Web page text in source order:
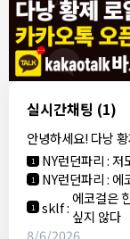
실시간채팅 (1)
안녕하세요! 다낭
8/4/2026
1 모기한테물림:
1 모기한테물림:
1 결혼안해:ㄹㅇ
결혼안해:ㄹㅇ
8/5/2026
NY런던파리 :다
1 3군:에코걸 좀
1 NY런던파리:저
1 NY런던파리: 에
1 sklf: 에코걸은
싶지 않다